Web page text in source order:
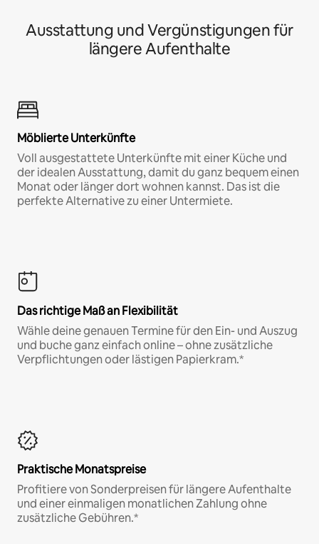
Ausstattung und Vergünstigungen für
längere Aufenthalte
Möblierte Unterkünfte
Voll ausgestattete Unterkünfte mit einer Küche und
der idealen Ausstattung, damit du ganz bequem einen
Monat oder länger dort wohnen kannst. Das ist die
perfekte Alternative zu einer Untermiete.
Das richtige Maß an Flexibilität
Wähle deine genauen Termine für den Ein- und Auszug
und buche ganz einfach online – ohne zusätzliche
Verpflichtungen oder lästigen Papierkram.*
Praktische Monatspreise
Profitiere von Sonderpreisen für längere Aufenthalte
und einer einmaligen monatlichen Zahlung ohne
zusätzliche Gebühren.*